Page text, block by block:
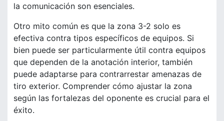
la comunicación son esenciales.
Otro mito común es que la zona 3-2 solo es
efectiva contra tipos específicos de equipos. Si
bien puede ser particularmente útil contra equipos
que dependen de la anotación interior, también
puede adaptarse para contrarrestar amenazas de
tiro exterior. Comprender cómo ajustar la zona
según las fortalezas del oponente es crucial para el
éxito.